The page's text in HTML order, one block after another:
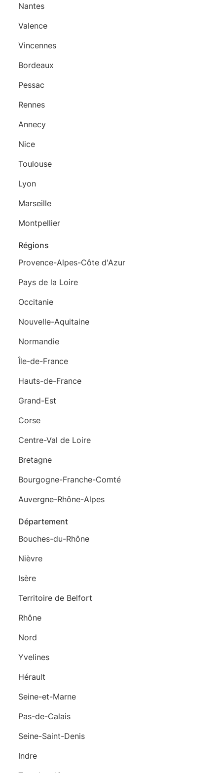
Nantes
Valence
Vincennes
Bordeaux
Pessac
Rennes
Annecy
Nice
Toulouse
Lyon
Marseille
Montpellier
Régions
Provence-Alpes-Côte d'Azur
Pays de la Loire
Occitanie
Nouvelle-Aquitaine
Normandie
Île-de-France
Hauts-de-France
Grand-Est
Corse
Centre-Val de Loire
Bretagne
Bourgogne-Franche-Comté
Auvergne-Rhône-Alpes
Département
Bouches-du-Rhône
Nièvre
Isère
Territoire de Belfort
Rhône
Nord
Yvelines
Hérault
Seine-et-Marne
Pas-de-Calais
Seine-Saint-Denis
Indre